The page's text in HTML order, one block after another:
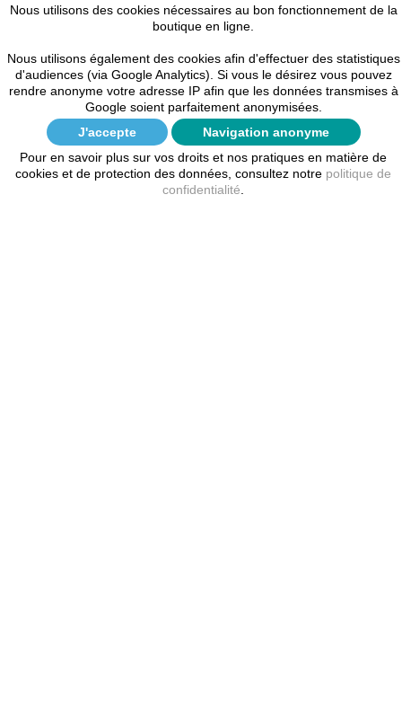
Les avis client rédigés ci dessous sont susceptibles d'être
modifiés selon certains critères comme l'orthographe, la
grammaire, mais le sens du texte sera toujours respecté.
Tous les avis sur cette page sont affichés par ordre
chronologique. Vous pouvez lire toutes les règles de notre
système d'avis ici :Conditions d'utilisation des avis client
Soyez le premier à donner votre avis !
Nous utilisons des cookies nécessaires au bon fonctionnement de la
boutique en ligne.
Nous utilisons également des cookies afin d'effectuer des statistiques
d'audiences (via Google Analytics). Si vous le désirez vous pouvez
rendre anonyme votre adresse IP afin que les données transmises à
Google soient parfaitement anonymisées.
J'accepte
Navigation anonyme
Pour en savoir plus sur vos droits et nos pratiques en matière de
cookies et de protection des données, consultez notre politique de
confidentialité